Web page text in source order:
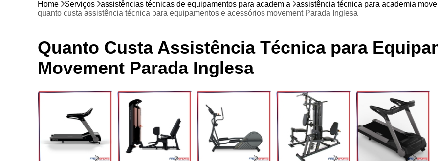
Esteiras
movement
aparelhos
equipamentos
para
Manutenção
equipamentos
de academia
Multi estação
Bicicleta Ergométrica Movement Horizontal
Bicicleta Horizontal
Bicicleta Movement H3
Acessórios para Crossover Profissional
Aparelho Academia
Crossover Academia
Crossover Treinamento Funcional
Equipamento Crossover
Aparelho Elíptico de Academia
Aparelho Elíptico Gt e
Elíptico da Movement
Elíptico Movement Elíptico
Elíptico Movement Lx140
Elíptico Movement Perform
Home Serviços assistências técnicas de equipamentos para academia
assistência técnica para academia
quanto custa assistência técnica para equipamentos e acessórios movement Parada Inglesa
Quanto Custa Assistência Técnica para
Movement Parada Inglesa